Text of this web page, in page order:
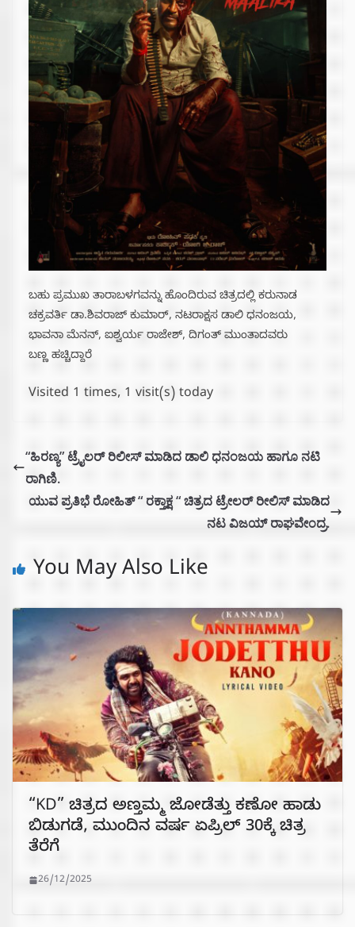
ಬಹು ಪ್ರಮುಖ ತಾರಾಬಳಗವನ್ನು ಹೊಂದಿರುವ ಚಿತ್ರದಲ್ಲಿ ಕರುನಾಡ
ಚಕ್ರವರ್ತಿ ಡಾ.ಶಿವರಾಜ್‌ ಕುಮಾರ್‌, ನಟರಾಕ್ಷಸ ಡಾಲಿ ಧನಂಜಯ,
ಭಾವನಾ ಮೆನನ್‌, ಐಶ್ವರ್ಯ ರಾಜೇಶ್‌, ದಿಗಂತ್‌ ಮುಂತಾದವರು
ಬಣ್ಣ ಹಚ್ಚಿದ್ದಾರೆ
Visited 1 times, 1 visit(s) today
“ಹಿರಣ್ಯ” ಟ್ರೈಲರ್ ರಿಲೀಸ್ ಮಾಡಿದ ಡಾಲಿ ಧನಂಜಯ ಹಾಗೂ ನಟಿ
ರಾಗಿಣಿ.
ಯುವ ಪ್ರತಿಭೆ ರೋಹಿತ್ “ ರಕ್ತಾಕ್ಷ “ ಚಿತ್ರದ ಟ್ರೇಲರ್ ರೀಲಿಸ್ ಮಾಡಿದ
ನಟ ವಿಜಯ್ ರಾಘವೇಂದ್ರ.
You May Also Like
“KD” ಚಿತ್ರದ ಅಣ್ತಮ್ಮ ಜೋಡೆತ್ತು ಕಣೋ ಹಾಡು
ಬಿಡುಗಡೆ, ಮುಂದಿನ ವರ್ಷ ಏಪ್ರಿಲ್ 30ಕ್ಕೆ ಚಿತ್ರ
ತೆರೆಗೆ
26/12/2025